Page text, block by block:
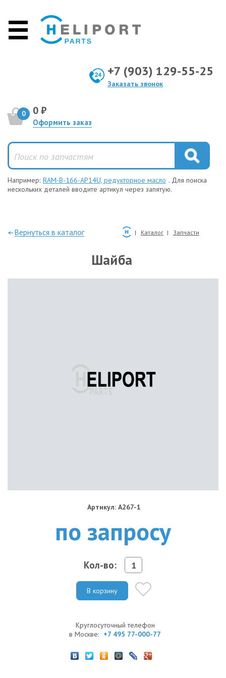
+7 (903) 129-55-25
Заказать звонок
0 0 ₽
Оформить заказ
Например: RAM-B-166-AP14U, редукторное масло . Для поиска
нескольких деталей вводите артикул через запятую.
—Вернуться в каталог Каталог Запчасти
Шайба
Артикул: A267-1
по запросу
Кол-во:
В корзину
Круглосуточный телефон
в Москве: +7 495 77-000-77